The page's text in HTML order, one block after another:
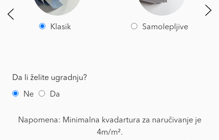
Klasik Samolepljive
Da li želite ugradnju?
Ne Da
Napomena: Minimalna kvadartura za naručivanje je
4m/m².